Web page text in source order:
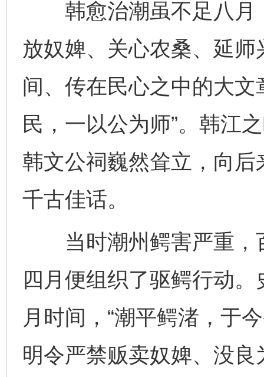
韩愈治潮虽不足八月
放奴婢、关心农桑、延
间、传在民心之中的大
民，一以公为师”。韩江
韩文公祠巍然耸立，向
千古佳话。
当时潮州鳄害严重，
四月便组织了驱鳄行动
月时间，“潮平鳄渚，于
明令严禁贩卖奴婢、没